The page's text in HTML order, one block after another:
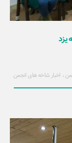
یزد
اخبار شاخه های انجمن